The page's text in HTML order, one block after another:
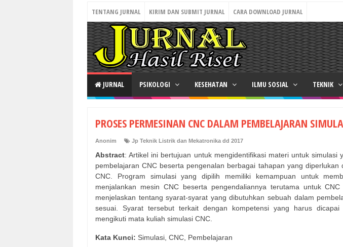
TENTANG JURNAL KIRIM DAN SUBMIT JURNAL CARA DOWNLOAD JURNAL
JURNAL PSIKOLOGI KESEHATAN ILMU SOSIAL TEKNIK
PROSES PERMESINAN CNC DALAM PEMBELAJARAN
Anonim Jp Teknik Listrik dan Mekatronika dd 2017
Abstract: Artikel ini bertujuan untuk mengidentifikasi materi untuk simulasi
pembelajaran CNC beserta pengenalan berbagai tahapan yang diperlukan
CNC. Program simulasi yang dipilih memiliki kemampuan untuk
menjalankan mesin CNC beserta pengendaliannya terutama untuk
menjelaskan tentang syarat-syarat yang dibutuhkan sebuah dalam
sesuai. Syarat tersebut terkait dengan kompetensi yang harus dicapai
mengikuti mata kuliah simulasi CNC.
Kata Kunci: Simulasi, CNC, Pembelajaran